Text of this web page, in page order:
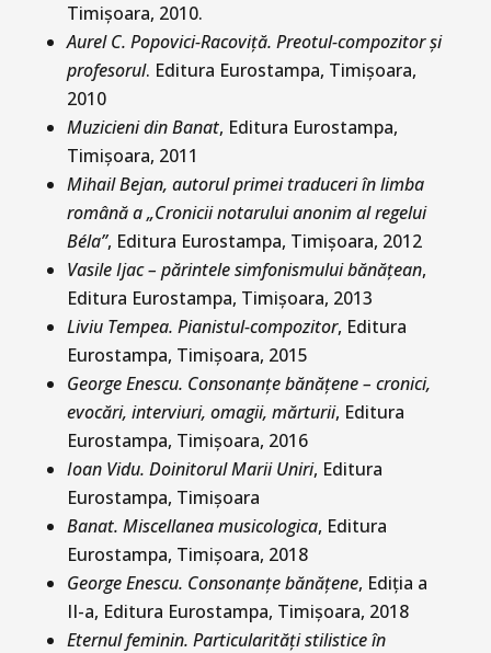
Timişoara, 2010.
Aurel C. Popovici-Racoviţă. Preotul-compozitor şi
profesorul. Editura Eurostampa, Timişoara,
2010
Muzicieni din Banat, Editura Eurostampa,
Timişoara, 2011
Mihail Bejan, autorul primei traduceri în limba
română a „Cronicii notarului anonim al regelui
Béla”, Editura Eurostampa, Timişoara, 2012
Vasile Ijac – părintele simfonismului bănăţean,
Editura Eurostampa, Timişoara, 2013
Liviu Tempea. Pianistul-compozitor, Editura
Eurostampa, Timişoara, 2015
George Enescu. Consonanțe bănățene – cronici,
evocări, interviuri, omagii, mărturii, Editura
Eurostampa, Timișoara, 2016
Ioan Vidu. Doinitorul Marii Uniri, Editura
Eurostampa, Timișoara
Banat. Miscellanea musicologica, Editura
Eurostampa, Timișoara, 2018
George Enescu. Consonanțe bănățene, Ediția a
II-a, Editura Eurostampa, Timișoara, 2018
Eternul feminin. Particularități stilistice în